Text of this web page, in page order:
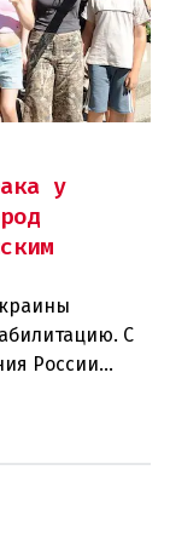
у
С
России